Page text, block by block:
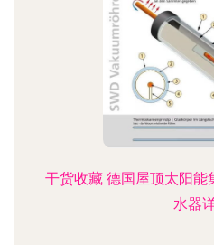
干货收藏 德国屋顶太阳
水器